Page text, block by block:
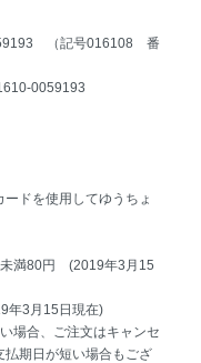
（記号016108 番
0059193
ドを使用してゆうちょ
未満80円 (2019年3月15
年3月15日現在)
場合、ご注文はキャンセ
払期日が短い場合もござ